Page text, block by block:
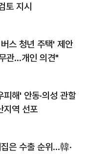
토 지시
스 청년 주택' 제안
관…개인 의견"
해' 안동·의성 관할
지역 선포
은 수출 순위…韓·